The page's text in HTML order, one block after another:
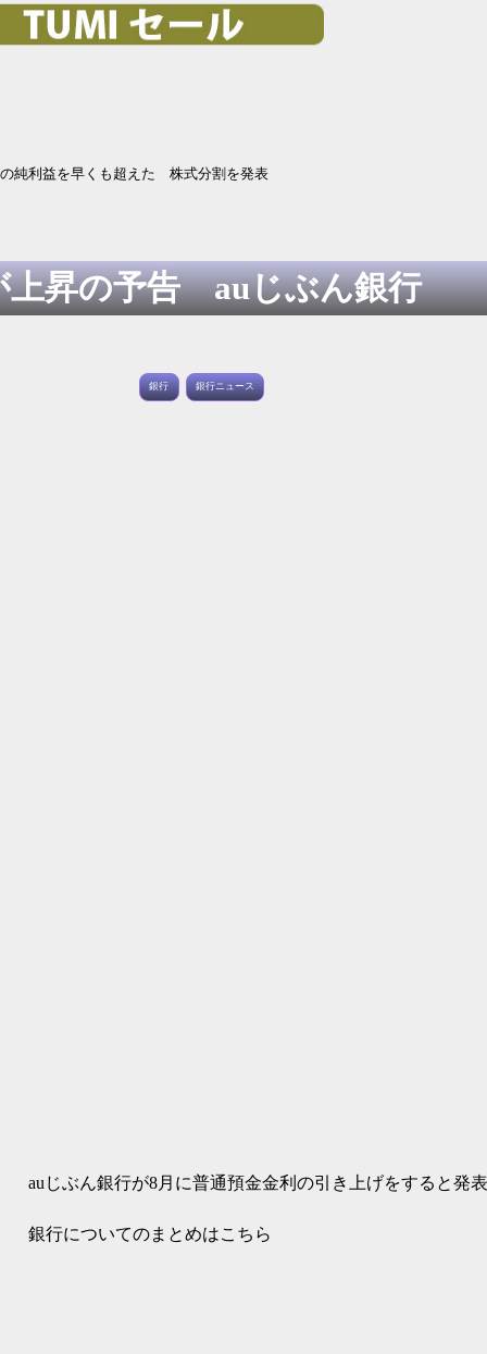
純利益を早くも超えた 株式分割を発表
上昇の予告 auじぶん銀行
銀行 銀行ニュース
auじぶん銀行が8月に普通預金金利の引き上げをすると発表
銀行についてのまとめはこちら